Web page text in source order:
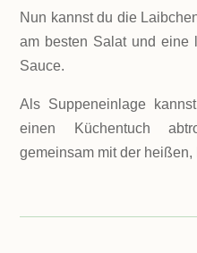
Nun kannst du die
am besten Salat und eine
Sauce.
Als Suppeneinlage
einen Küchentuch
gemeinsam mit der